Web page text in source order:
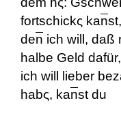
fortschickς kanst,
den ich will, daß
halbe Geld dafür,
ich will lieber
habς, kanst du